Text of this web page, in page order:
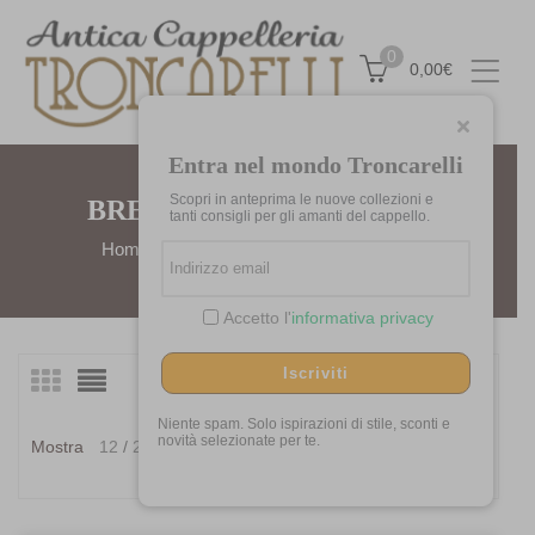
Entra nel mondo Troncarelli
Scopri in anteprima le nuove collezioni e
tanti consigli per gli amanti del cappello.
Accetto l'informativa privacy
Iscriviti
Niente spam. Solo ispirazioni di stile, sconti e
novità selezionate per te.
0
0,00€
BRETELLE AND BRACES
Home
Visualizzazione di 16 risultati
Mostra 12 24 36
Ordina in base al più